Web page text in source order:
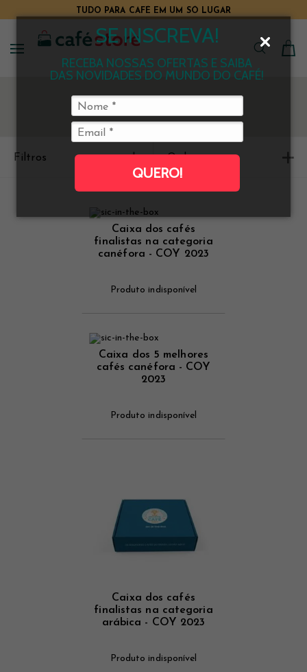
SE INSCREVA!
RECEBA NOSSAS OFERTAS E SAIBA
DAS NOVIDADES DO MUNDO DO CAFÉ!
QUERO!
TUDO PARA CAFÉ EM UM SÓ LUGAR
Filtros Ordenar
Caixa dos cafés
finalistas na categoria
canéfora - COY 2023
Produto indisponível
Caixa dos 5 melhores
cafés canéfora - COY
2023
Produto indisponível
Caixa dos cafés
finalistas na categoria
arábica - COY 2023
Produto indisponível